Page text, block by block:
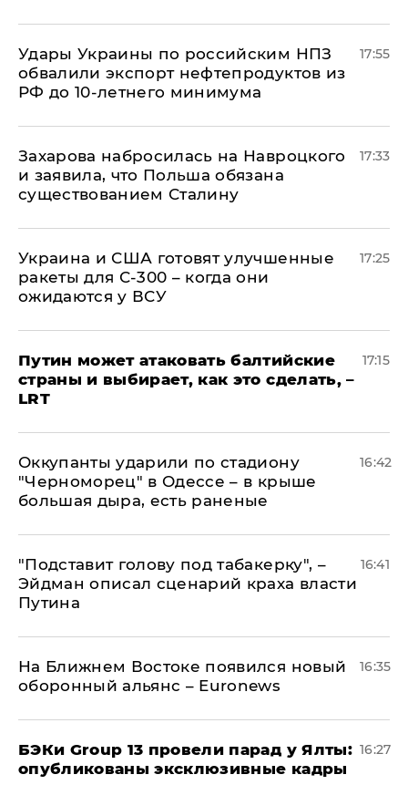
Удары Украины по российским НПЗ
обвалили экспорт нефтепродуктов из
РФ до 10-летнего минимума
17:55
​Захарова набросилась на Навроцкого
и заявила, что Польша обязана
существованием Сталину
17:33
Украина и США готовят улучшенные
ракеты для С-300 – когда они
ожидаются у ВСУ
17:25
Путин может атаковать балтийские
страны и выбирает, как это сделать, –
LRT
17:15
Оккупанты ударили по стадиону
"Черноморец" в Одессе – в крыше
большая дыра, есть раненые
16:42
​"Подставит голову под табакерку", –
Эйдман описал сценарий краха власти
Путина
16:41
На Ближнем Востоке появился новый
оборонный альянс – Euronews
16:35
​БЭКи Group 13 провели парад у Ялты:
опубликованы эксклюзивные кадры
16:27